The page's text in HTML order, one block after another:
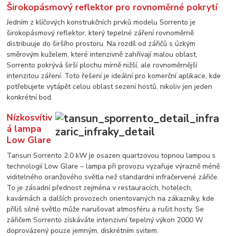
Širokopásmový reflektor pro rovnoměrné pokrytí
Jedním z klíčových konstrukčních prvků modelu Sorrento je
širokopásmový reflektor, který tepelné záření rovnoměrně
distribuuje do širšího prostoru. Na rozdíl od zářičů s úzkým
směrovým kuželem, které intenzivně zahřívají malou oblast,
Sorrento pokrývá širší plochu mírně nižší, ale rovnoměrnější
intenzitou záření. Toto řešení je ideální pro komerční aplikace, kde
potřebujete vytápět celou oblast sezení hostů, nikoliv jen jeden
konkrétní bod.
Nízkosvítiv
á lampa
Low Glare
Tansun Sorrento 2,0 kW je osazen quartzovou topnou lampou s
technologií Low Glare – lampa při provozu vyzařuje výrazně méně
viditelného oranžového světla než standardní infračervené zářiče.
To je zásadní přednost zejména v restauracích, hotelech,
kavárnách a dalších provozech orientovaných na zákazníky, kde
příliš silné světlo může narušovat atmosféru a rušit hosty. Se
zářičem Sorrento získáváte intenzivní tepelný výkon 2000 W
doprovázený pouze jemným, diskrétním svitem.